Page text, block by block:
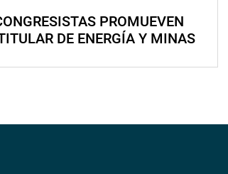
PROMUEVEN
DE ENERGÍA Y MINAS